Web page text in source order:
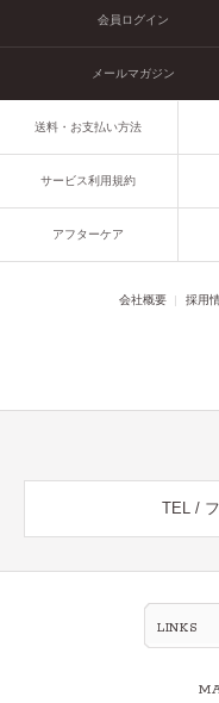
会員ログイン
メールマガジン
送料・お支払い方法
サービス利用規約
アフターケア
会社概要 採用
TEL /
LINKS